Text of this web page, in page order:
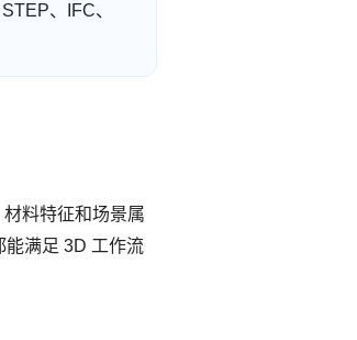
、IFC、
料特征和场景属
能满足 3D 工作流